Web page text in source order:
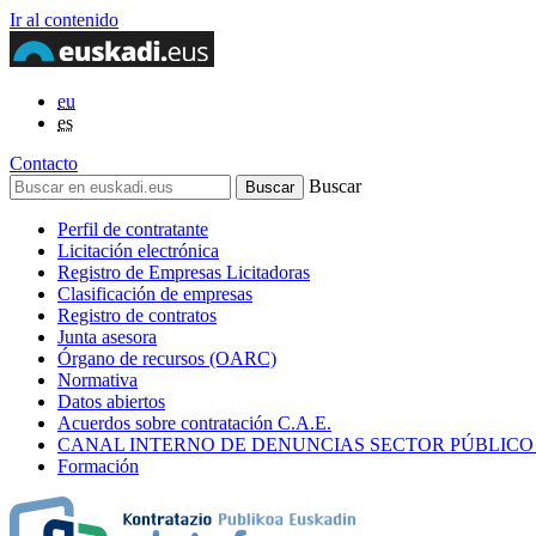
Ir al contenido
eu
es
Contacto
Buscar
Perfil de contratante
Licitación electrónica
Registro de Empresas Licitadoras
Clasificación de empresas
Registro de contratos
Junta asesora
Órgano de recursos (OARC)
Normativa
Datos abiertos
Acuerdos sobre contratación C.A.E.
CANAL INTERNO DE DENUNCIAS SECTOR
Formación